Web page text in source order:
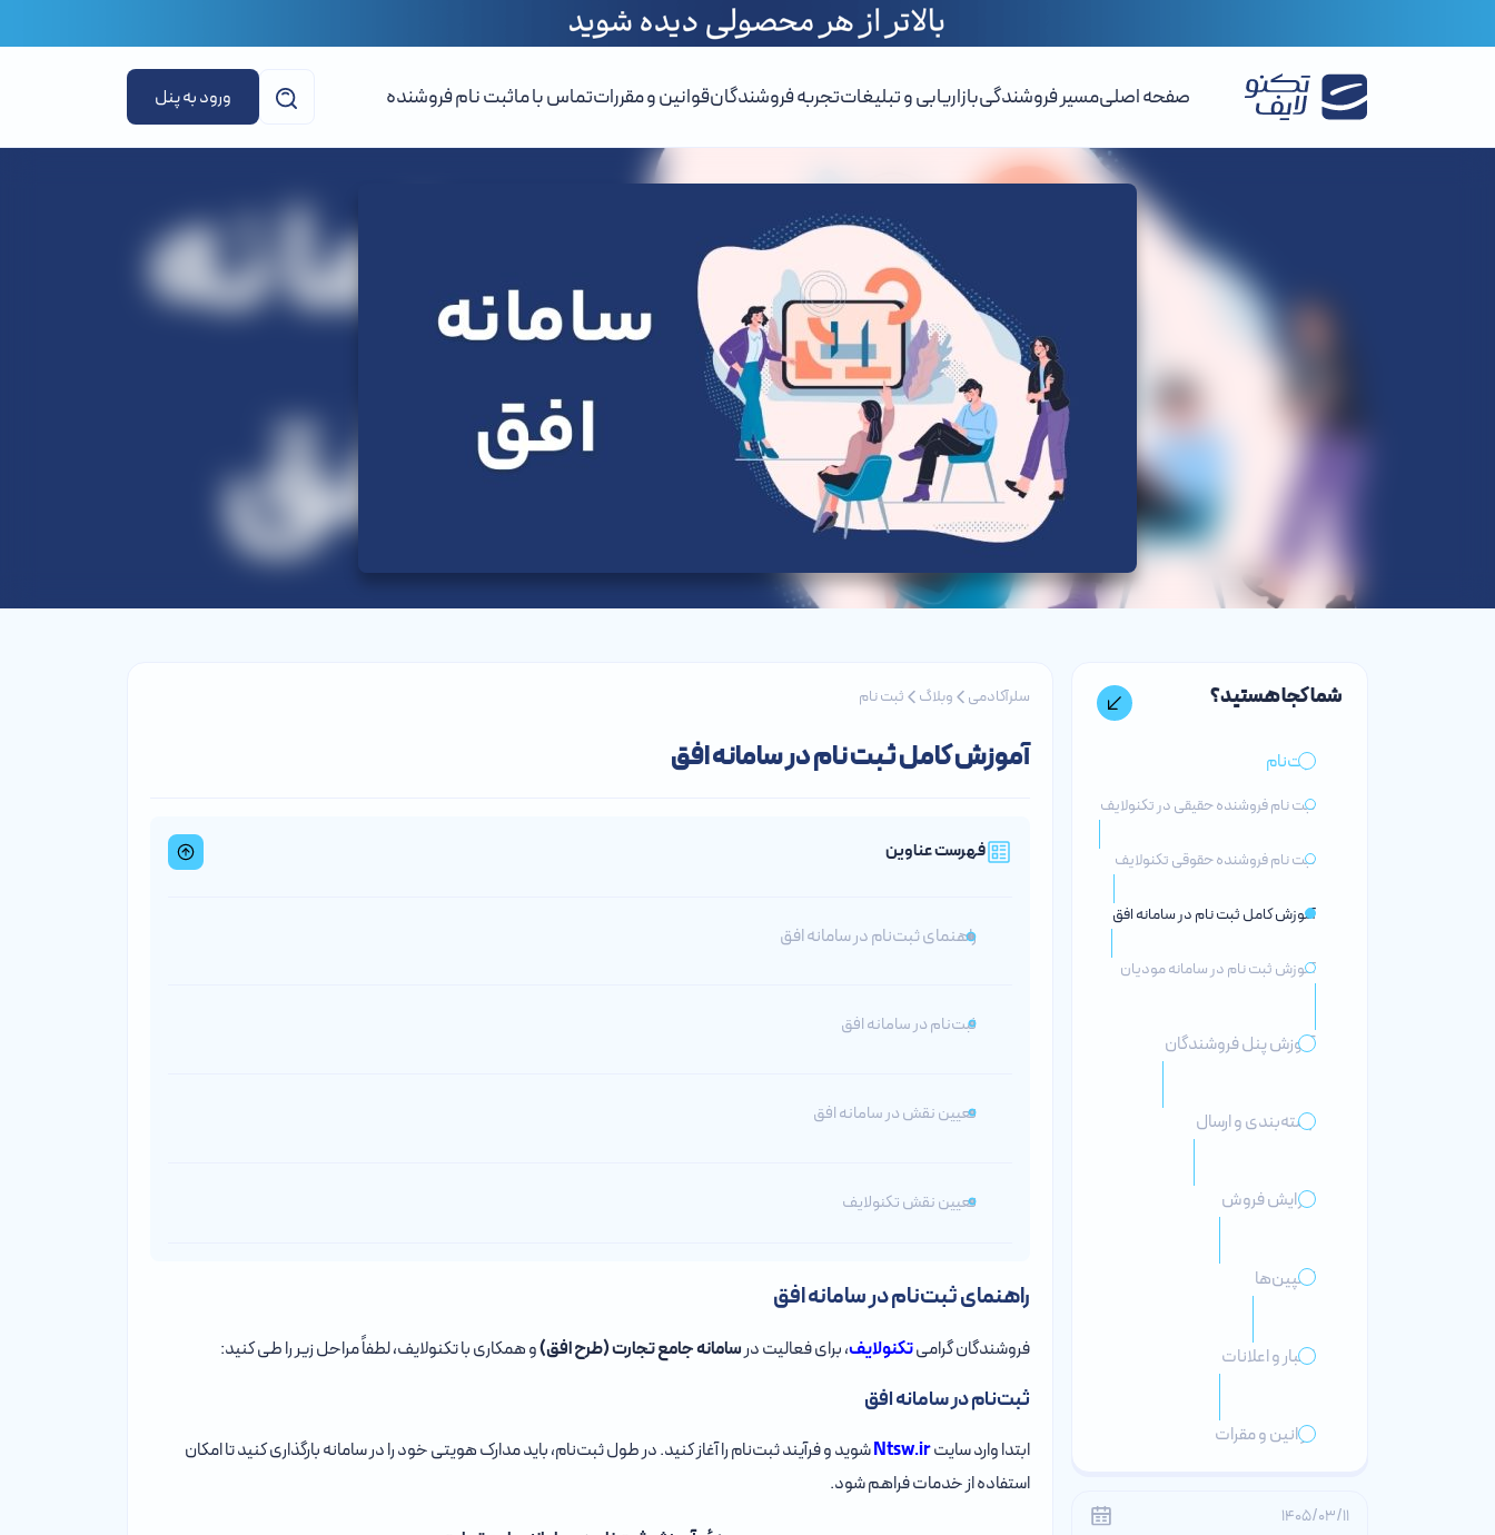
صفحه اصلیمسیر فروشندگیبازاریابی و تبلیغاتتجربه فروشندگانقوانین و مقرراتتماس با ماثبت نام فروشنده ورود به پنل
سلرآکادمی وبلاگ ثبت نام
آموزش کامل ثبت نام در سامانه افق
فهرست عناوین
راهنمای ثبت‌نام در سامانه افق
ثبت‌نام در سامانه افق
تعیین نقش در سامانه افق
تعیین نقش تکنولایف
راهنمای ثبت‌نام در سامانه افق
فروشندگان گرامیتکنولایف، برای فعالیت درسامانه جامع تجارت (طرح افق)و همکاری با تکنولایف، لطفاً مراحل زیر را طی کنید:
ثبت‌نام در سامانه افق
ابتدا وارد سایتNtsw.irشوید و فرآیند ثبت‌نام را آغاز کنید. در طول ثبت‌نام، باید مدارک هویتی خود را در سامانه بارگذاری کنید تا امکان
استفاده از خدمات فراهم شود.
شما کجا هستید؟
ثبت‌نام
ثبت نام فروشنده حقیقی در تکنولایف
ثبت‌ نام فروشنده حقوقی تکنولایف
آموزش کامل ثبت نام در سامانه افق
آموزش ثبت نام در سامانه مودیان
آموزش پنل فروشندگان
بسته‌بندی و ارسال
افزایش فروش
کمپین‌ها
اخبار و اعلانات
قوانین و مقرات
1405/03/11